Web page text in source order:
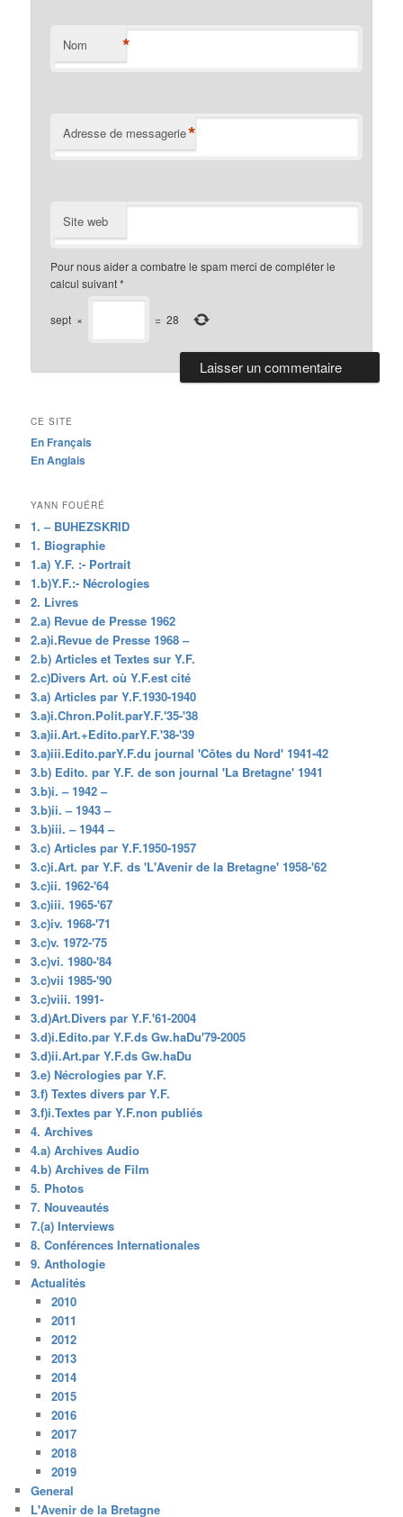
Nom *
Adresse de messagerie*
Site web
Pour nous aider a combatre le spam merci de compléter le
calcul suivant*
sept × = 28
CE SITE
En Français
En Anglais
YANN FOUÉRÉ
1. – BUHEZSKRID
1. Biographie
1.a) Y.F. :- Portrait
1.b)Y.F.:- Nécrologies
2. Livres
2.a) Revue de Presse 1962
2.a)i.Revue de Presse 1968 –
2.b) Articles et Textes sur Y.F.
2.c)Divers Art. où Y.F.est cité
3.a) Articles par Y.F.1930-1940
3.a)i.Chron.Polit.parY.F.'35-'38
3.a)ii.Art.+Edito.parY.F.'38-'39
3.a)iii.Edito.parY.F.du journal 'Côtes du Nord' 1941-42
3.b) Edito. par Y.F. de son journal 'La Bretagne' 1941
3.b)i. – 1942 –
3.b)ii. – 1943 –
3.b)iii. – 1944 –
3.c) Articles par Y.F.1950-1957
3.c)i.Art. par Y.F. ds 'L'Avenir de la Bretagne' 1958-'62
3.c)ii. 1962-'64
3.c)iii. 1965-'67
3.c)iv. 1968-'71
3.c)v. 1972-'75
3.c)vi. 1980-'84
3.c)vii 1985-'90
3.c)viii. 1991-
3.d)Art.Divers par Y.F.'61-2004
3.d)i.Edito.par Y.F.ds Gw.haDu'79-2005
3.d)ii.Art.par Y.F.ds Gw.haDu
3.e) Nécrologies par Y.F.
3.f) Textes divers par Y.F.
3.f)i.Textes par Y.F.non publiés
4. Archives
4.a) Archives Audio
4.b) Archives de Film
5. Photos
7. Nouveautés
7.(a) Interviews
8. Conférences Internationales
9. Anthologie
Actualités
2010
2011
2012
2013
2014
2015
2016
2017
2018
2019
General
L'Avenir de la Bretagne